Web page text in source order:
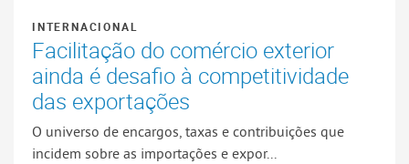
INTERNACIONAL
Facilitação do comércio exterior
ainda é desafio à competitividade
das exportações
O universo de encargos, taxas e contribuições que
incidem sobre as importações e expor...